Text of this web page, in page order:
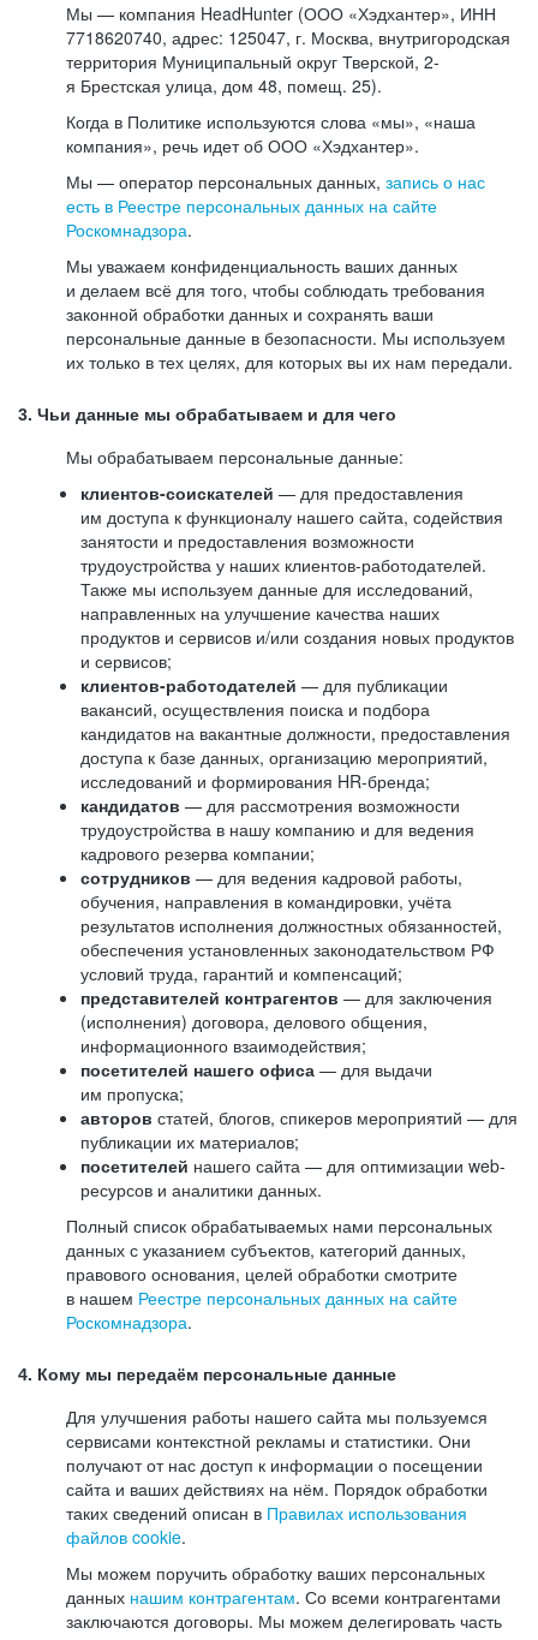
Мы — компания HeadHunter (ООО «Хэдхантер», ИНН
7718620740, адрес: 125047, г. Москва, внутригородская
территория Муниципальный округ Тверской, 2-
я Брестская улица, дом 48, помещ. 25).
Когда в Политике используются слова «мы», «наша
компания», речь идет об ООО «Хэдхантер».
Мы — оператор персональных данных, запись о нас
есть в Реестре персональных данных на сайте
Роскомнадзора.
Мы уважаем конфиденциальность ваших данных
и делаем всё для того, чтобы соблюдать требования
законной обработки данных и сохранять ваши
персональные данные в безопасности. Мы используем
их только в тех целях, для которых вы их нам передали.
3. Чьи данные мы обрабатываем и для чего
Мы обрабатываем персональные данные:
клиентов-соискателей — для предоставления
им доступа к функционалу нашего сайта, содействия
занятости и предоставления возможности
трудоустройства у наших клиентов-работодателей.
Также мы используем данные для исследований,
направленных на улучшение качества наших
продуктов и сервисов и/или создания новых продуктов
и сервисов;
клиентов-работодателей — для публикации
вакансий, осуществления поиска и подбора
кандидатов на вакантные должности, предоставления
доступа к базе данных, организацию мероприятий,
исследований и формирования HR-бренда;
кандидатов — для рассмотрения возможности
трудоустройства в нашу компанию и для ведения
кадрового резерва компании;
сотрудников — для ведения кадровой работы,
обучения, направления в командировки, учёта
результатов исполнения должностных обязанностей,
обеспечения установленных законодательством РФ
условий труда, гарантий и компенсаций;
представителей контрагентов — для заключения
(исполнения) договора, делового общения,
информационного взаимодействия;
посетителей нашего офиса — для выдачи
им пропуска;
авторов статей, блогов, спикеров мероприятий — для
публикации их материалов;
посетителей нашего сайта — для оптимизации web-
ресурсов и аналитики данных.
Полный список обрабатываемых нами персональных
данных с указанием субъектов, категорий данных,
правового основания, целей обработки смотрите
в нашем Реестре персональных данных на сайте
Роскомнадзора.
4. Кому мы передаём персональные данные
Для улучшения работы нашего сайта мы пользуемся
сервисами контекстной рекламы и статистики. Они
получают от нас доступ к информации о посещении
сайта и ваших действиях на нём. Порядок обработки
таких сведений описан в Правилах использования
файлов cookie.
Мы можем поручить обработку ваших персональных
данных нашим контрагентам. Со всеми контрагентами
заключаются договоры. Мы можем делегировать часть